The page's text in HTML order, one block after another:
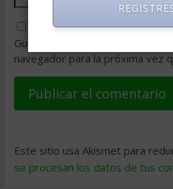
Guarda mi nombre, correo
navegador para la próxima vez
Este sitio usa Akismet para
se procesan los datos de tus